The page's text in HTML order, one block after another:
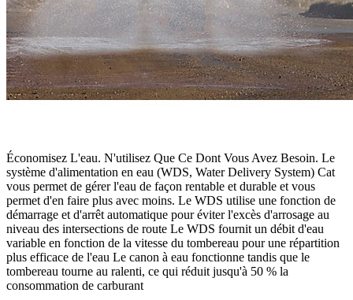
Économisez L'eau. N'utilisez Que Ce Dont Vous Avez Besoin. Le
système d'alimentation en eau (WDS, Water Delivery System) Cat
vous permet de gérer l'eau de façon rentable et durable et vous
permet d'en faire plus avec moins. Le WDS utilise une fonction de
démarrage et d'arrêt automatique pour éviter l'excès d'arrosage au
niveau des intersections de route Le WDS fournit un débit d'eau
variable en fonction de la vitesse du tombereau pour une répartition
plus efficace de l'eau Le canon à eau fonctionne tandis que le
tombereau tourne au ralenti, ce qui réduit jusqu'à 50 % la
consommation de carburant